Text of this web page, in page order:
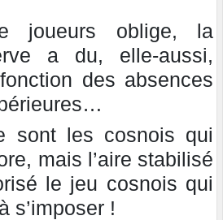
joueurs oblige, la
a du, elle-aussi,
des absences
sont les cosnois qui
mais l’aire stabilisé
le jeu cosnois qui
s’imposer !